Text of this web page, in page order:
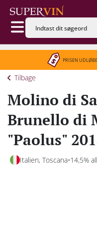
PRISEN
Tilbage
Molino di
Brunello di
"Paolus"
Italien, Toscana 14,5%